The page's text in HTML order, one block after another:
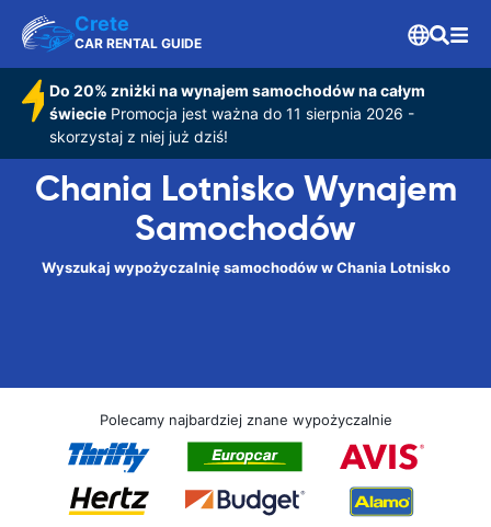
Crete
CAR RENTAL GUIDE
Do 20% zniżki na wynajem samochodów na całym
świeciePromocja jest ważna do 11 sierpnia 2026 -
skorzystaj z niej już dziś!
Chania Lotnisko Wynajem
Samochodów
Wyszukaj wypożyczalnię samochodów w Chania Lotnisko
Polecamy najbardziej znane wypożyczalnie